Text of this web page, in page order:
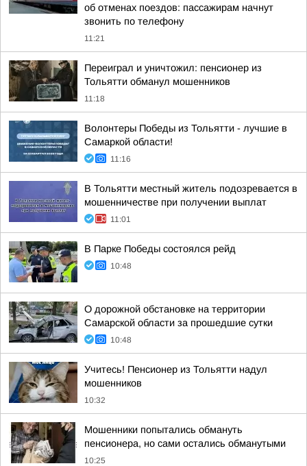
об отменах поездов: пассажирам начнут
звонить по телефону
11:21
Переиграл и уничтожил: пенсионер из
Тольятти обманул мошенников
11:18
Волонтеры Победы из Тольятти - лучшие в
Самаркой области!
11:16
В Тольятти местный житель подозревается в
мошенничестве при получении выплат
11:01
В Парке Победы состоялся рейд
10:48
О дорожной обстановке на территории
Самарской области за прошедшие сутки
10:48
Учитесь! Пенсионер из Тольятти надул
мошенников
10:32
Мошенники попытались обмануть
пенсионера, но сами остались обманутыми
10:25